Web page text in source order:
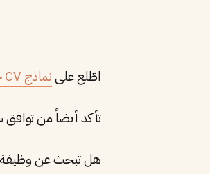
اطّلع علىنماذج CV جاهزة للتعديل
تأكد أيضاً من
هل تبحث عن